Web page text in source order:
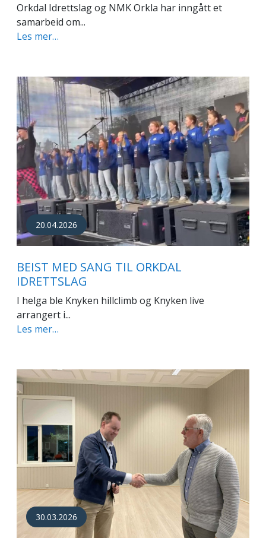
Orkdal Idrettslag og NMK Orkla har inngått et
samarbeid om...
Les mer…
20.04.2026
BEIST MED SANG TIL ORKDAL
IDRETTSLAG
I helga ble Knyken hillclimb og Knyken live
arrangert i...
Les mer…
30.03.2026